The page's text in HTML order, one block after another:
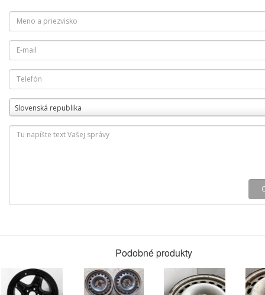
Slovenská republika
Podobné produkty